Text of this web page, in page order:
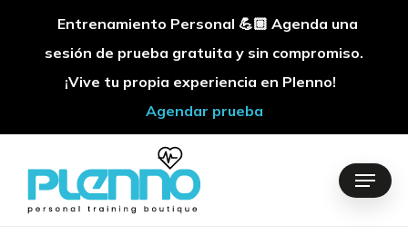
content
Menu
Entrenamiento Personal 💪🏼 Agenda una
sesión de prueba gratuita y sin compromiso.
¡Vive tu propia experiencia en Plenno!
Agendar prueba